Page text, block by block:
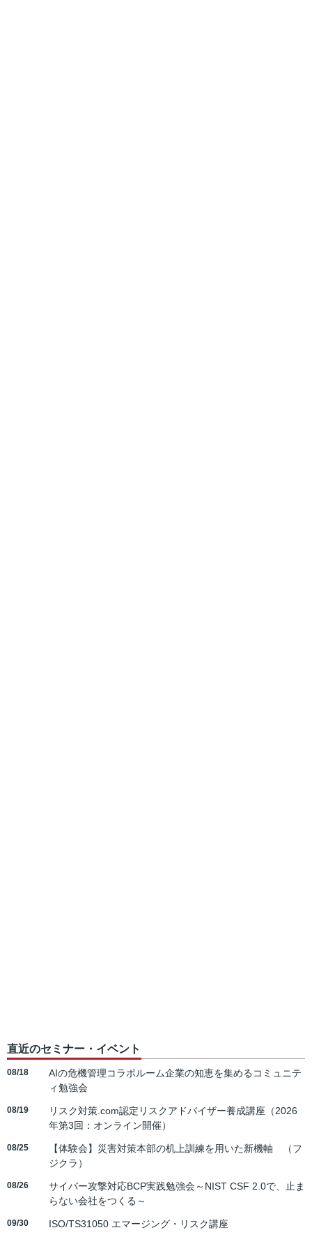
直近のセミナー・イベント
08/18
AIの危機管理コラボルーム企業の知恵を集めるコミュニテ
ィ勉強会
08/19
リスク対策.com認定リスクアドバイザー養成講座（2026
年第3回：オンライン開催）
08/25
【体験会】災害対策本部の机上訓練を用いた新機軸 （フ
ジクラ）
08/26
サイバー攻撃対応BCP実践勉強会～NIST CSF 2.0で、止ま
らない会社をつくる～
09/30 ISO/TS31050 エマージング・リスク講座